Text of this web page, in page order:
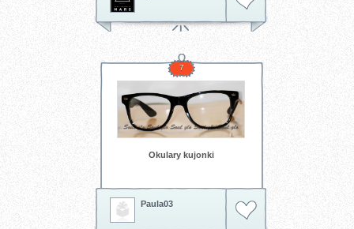
7
Okulary kujonki
Paula03